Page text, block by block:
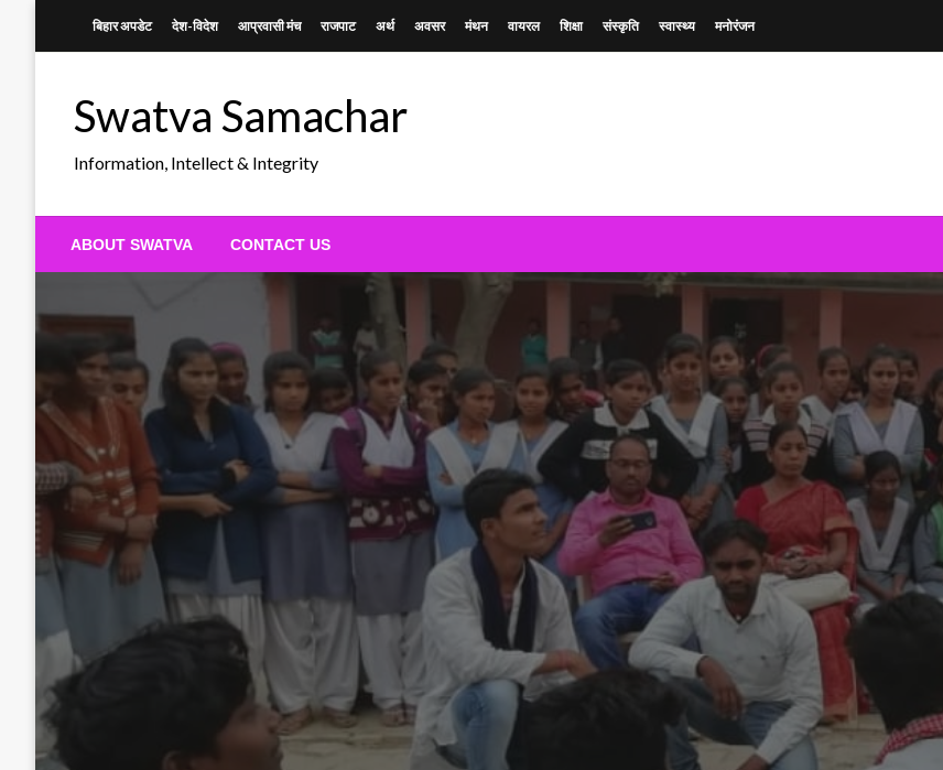
बिहार अपडेट देश-विदेश आप्रवासी मंच राजपाट अर्थ अवसर मंथन वायरल शिक्षा संस्कृति स्वास्थ्य मनोरंजन
Swatva Samachar
Information, Intellect & Integrity
ABOUT SWATVA CONTACT US